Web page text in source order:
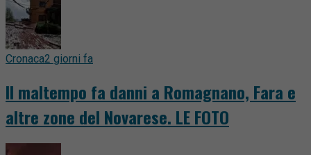
Cronaca2 giorni fa
Il maltempo fa danni a Romagnano, Fara e
altre zone del Novarese. LE FOTO